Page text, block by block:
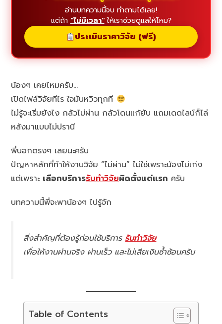
อ่านบทความนี้จบ ทำตามได้เลย!
แต่ถ้า "ไม่มีเวลา"ให้เราช่วยดูแลให้ไหม?
ประเมินราคาวิจัย (ฟรี)
น้องๆ เคยไหมครับ…
เปิดไฟล์วิจัยทีไร ใจมันหวิวทุกที
ไม่รู้จะเริ่มยังไง กลัวไม่ผ่าน กลัวโดนแก้ยับ แถมเดดไลน์ก็ไล่
หลังมาแบบไม่ปรานี
พี่บอกตรงๆ เลยนะครับ
ปัญหาหลักที่ทำให้งานวิจัย “ไม่ผ่าน” ไม่ใช่เพราะน้องไม่เก่ง
แต่เพราะ เลือกบริการรับทำวิจัยผิดตั้งแต่แรก ครับ
บทความนี้พี่จะพาน้องๆ ไปรู้จัก
สิ่งสำคัญที่ต้องรู้ก่อนใช้บริการรับทำวิจัย
เพื่อให้งานผ่านจริง ผ่านเร็ว และไม่เสียเงินซ้ำซ้อนครับ
Table of Contents